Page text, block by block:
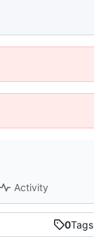
Activity
0Tags